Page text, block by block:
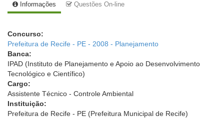
Informações Questões On-line
Concurso:
Prefeitura de Recife - PE - 2008 - Planejamento
Banca:
IPAD (Instituto de Planejamento e Apoio ao Desenvolvimento
Tecnológico e Científico)
Cargo:
Assistente Técnico - Controle Ambiental
Instituição:
Prefeitura de Recife - PE (Prefeitura Municipal de Recife)